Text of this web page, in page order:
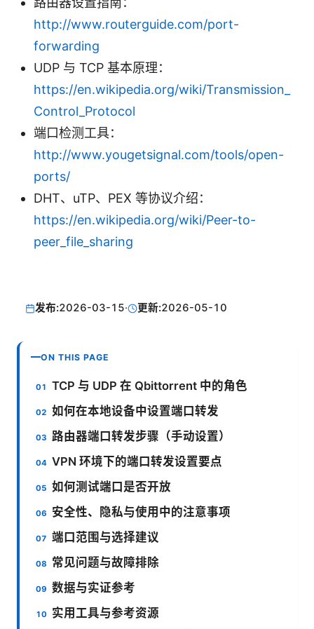
http://www.routerguide.com/port-
forwarding
UDP 与 TCP 基本原理：
https://en.wikipedia.org/wiki/Transmission_
Control_Protocol
端口检测工具：
http://www.yougetsignal.com/tools/open-
ports/
DHT、uTP、PEX 等协议介绍：
https://en.wikipedia.org/wiki/Peer-to-
peer_file_sharing
发布:2026-03-15· 更新:2026-05-10
ON THIS PAGE
TCP 与 UDP 在 Qbittorrent 中的角色
如何在本地设备中设置端口转发
路由器端口转发步骤（手动设置）
VPN 环境下的端口转发设置要点
如何测试端口是否开放
安全性、隐私与使用中的注意事项
端口范围与选择建议
常见问题与故障排除
数据与实证参考
实用工具与参考资源